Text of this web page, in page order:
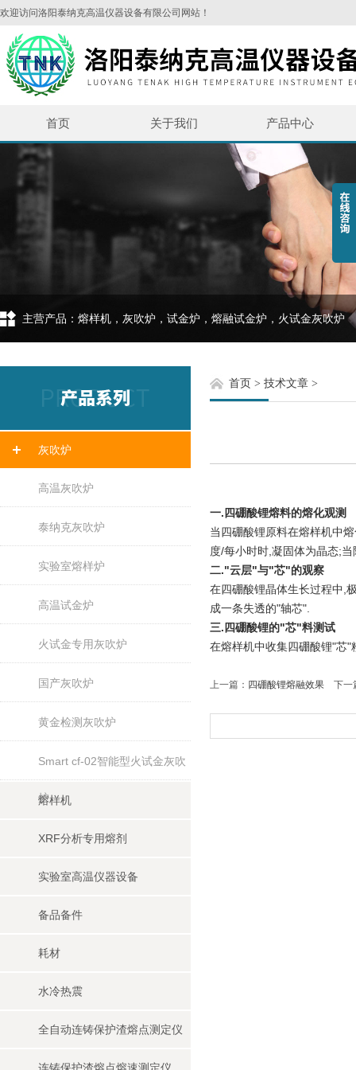
欢迎访问洛阳泰纳克高温仪器设备有限公司网站！
首页 关于我们 产品中心
主营产品：熔样机，灰吹炉，试金炉，熔融试金炉，火试金灰吹炉
灰吹炉
高温灰吹炉
泰纳克灰吹炉
实验室熔样炉
高温试金炉
火试金专用灰吹炉
国产灰吹炉
黄金检测灰吹炉
Smart cf-02智能型火试金灰吹
炉
熔样机
XRF分析专用熔剂
实验室高温仪器设备
备品备件
耗材
水冷热震
全自动连铸保护渣熔点测定仪
首页 > 技术文章 >
一.四硼酸锂熔料的熔化观测
当四硼酸锂原料在熔样机中
度/每小时时,凝固体为晶态;
二."云层"与"芯"的观察
在四硼酸锂晶体生长过程中,
成一条失透的"轴芯".
三.四硼酸锂的"芯"料测试
在熔样机中收集四硼酸锂"芯
上一篇： 四硼酸锂熔融效果 下一